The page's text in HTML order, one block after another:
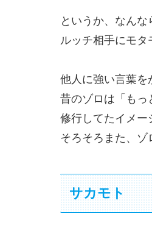
というか、なんな
ルッチ相手にモタ
他人に強い言葉を
昔のゾロは「も
修行してたイメー
そろそろまた、ゾ
サカモト